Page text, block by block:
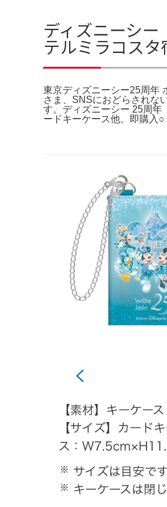
ディズニーシ
テルミラコス
東京ディズニーシー25周年
さま、SNSにおどらされな
す。ディズニーシー 25周年
ードキーケース他。即購入○